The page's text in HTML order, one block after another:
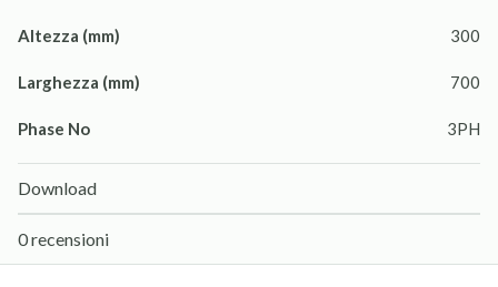
Altezza (mm) 300
Larghezza (mm) 700
Phase No 3PH
Download
0 recensioni